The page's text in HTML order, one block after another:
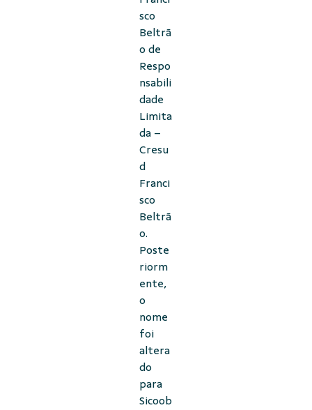
sco
Beltrã
o de
Respo
nsabili
dade
Limita
da –
Cresu
d
Franci
sco
Beltrã
o.
Poste
riorm
ente,
o
nome
foi
altera
do
para
Sicoob